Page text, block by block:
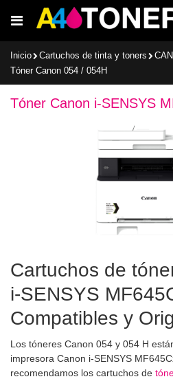
al
Inicio Cartuchos de tinta y toners
Tóner Canon 054 / 054H
Tóner Canon i-SENSYS
Cartuchos de
i-SENSYS
Compatibles y
Los tóneres Canon 054 y 054 H
impresora Canon i-SENSYS
recomendamos los cartuchos de